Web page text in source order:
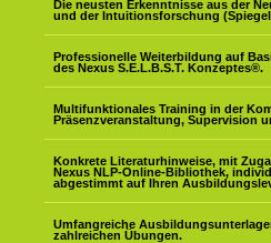
Die neusten Erkenntnisse aus der
und der Intuitionsforschung
Professionelle Weiterbildung auf
des Nexus S.E.L.B.S.T. Konzeptes®.
Multifunktionales Training in der
Präsenzveranstaltung, Supervision
Konkrete Literaturhinweise, mit
Nexus NLP-Online-Bibliothek,
abgestimmt auf Ihren
Umfangreiche
zahlreichen Übungen.